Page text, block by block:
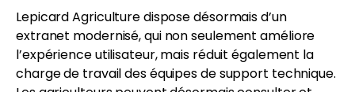
Lepicard Agriculture dispose désormais d’un
extranet modernisé, qui non seulement améliore
l’expérience utilisateur, mais réduit également la
charge de travail des équipes de support technique.